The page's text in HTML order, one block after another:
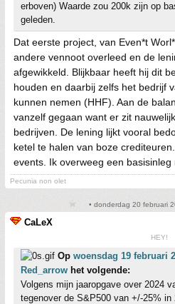
erboven) Waarde zou 200k zijn op
geleden.
Dat eerste project, van Even*t
andere vennoot overleed en de
afgewikkeld. Blijkbaar heeft hij dit
houden en daarbij zelfs het bedrijf
kunnen nemen (HHF). Aan de
vanzelf gegaan want er zit
bedrijven. De lening lijkt vooral
ketel te halen van boze
events. Ik overweeg een basisinleg
Pecunia non olet
• donderdag 20 februari
CaLeX
HEY!
Op woensdag 19 februari
Red_arrow het volgende:
Volgens mijn jaaropgave over 2024
tegenover de S&P500 van +/-25%